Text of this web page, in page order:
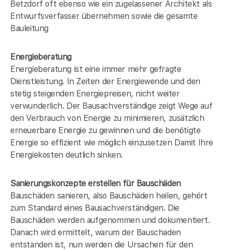
Betzdorf oft ebenso wie ein zugelassener Architekt als
Entwurfsverfasser übernehmen sowie die gesamte
Bauleitung
Energieberatung
Energieberatung ist eine immer mehr gefragte
Dienstleistung. In Zeiten der Energiewende und den
stetig steigenden Energiepreisen, nicht weiter
verwunderlich. Der Bausachverständige zeigt Wege auf
den Verbrauch von Energie zu minimieren, zusätzlich
erneuerbare Energie zu gewinnen und die benötigte
Energie so effizient wie möglich einzusetzen Damit Ihre
Energiekosten deutlich sinken.
Sanierungskonzepte erstellen für Bauschäden
Bauschäden sanieren, also Bauschäden heilen, gehört
zum Standard eines Bausachverständigen. Die
Bauschäden werden aufgenommen und dokumentiert.
Danach wird ermittelt, warum der Bauschaden
entstanden ist, nun werden die Ursachen für den